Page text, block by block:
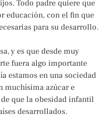
Todo padre quiere que
educación, con el fin que
para su desarrollo.
y es que desde muy
fuera algo importante
estamos en una sociedad
muchísima azúcar e
que la obesidad infantil
desarrollados.